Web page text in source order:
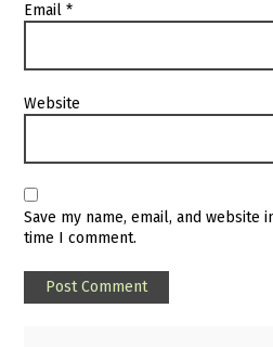
Email*
Website
Save my name, email, and
time I comment.